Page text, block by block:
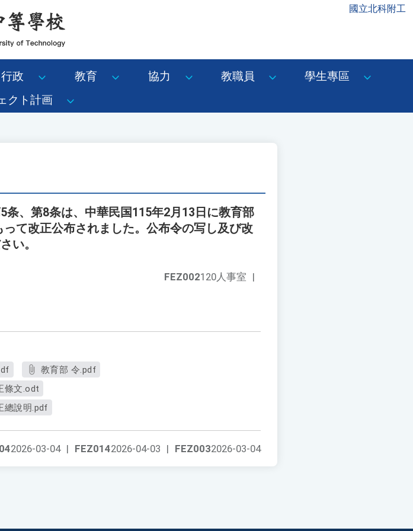
國立北科附工
行政 教育 協力 教職員
學生專區
クト計画
条、第8条は、中華民国115年2月13日に教育部
て改正公布されました。公布令の写し及び改
い。
FEZ002120人事室 |
教育部 令.pdf
條文.odt
總說明.pdf
FEZ0032026-03-04
FEZ0142026-04-03 |
2026-03-04 |